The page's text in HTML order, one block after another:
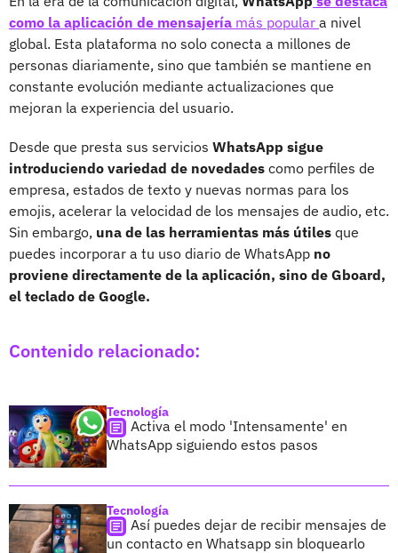
como la aplicación de mensajería más popular a nivel
global. Esta plataforma no solo conecta a millones de
personas diariamente, sino que también se mantiene en
constante evolución mediante actualizaciones que
mejoran la experiencia del usuario.
Desde que presta sus servicios WhatsApp sigue
introduciendo variedad de novedades como perfiles de
empresa, estados de texto y nuevas normas para los
emojis, acelerar la velocidad de los mensajes de audio, etc.
Sin embargo, una de las herramientas más útiles que
puedes incorporar a tu uso diario de WhatsApp no
proviene directamente de la aplicación, sino de Gboard,
el teclado de Google.
Contenido relacionado:
Tecnología
Activa el modo 'Intensamente' en
WhatsApp siguiendo estos pasos
Tecnología
Así puedes dejar de recibir mensajes de
un contacto en Whatsapp sin bloquearlo